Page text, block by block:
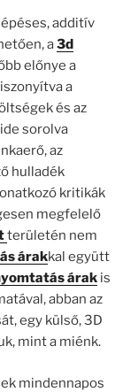
additív
a3d
előnye a
a
és az
sorolva
az
hulladék
kritikák
megfelelő
területén nem
árakkal együtt
árakis
abban az
egy külső, 3D
mint a miénk.
mindennapos